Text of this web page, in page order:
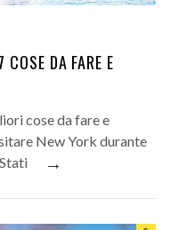
COSE DA FARE E
cose da fare e
New York durante
→